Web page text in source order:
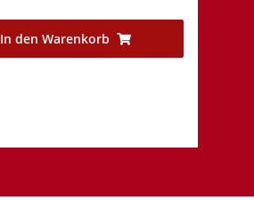
In den Warenkorb